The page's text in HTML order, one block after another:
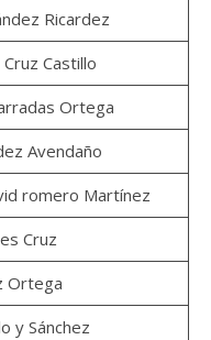
Ricardez
Castillo
Ortega
Avendaño
romero Martínez
Cruz
Ortega
y Sánchez